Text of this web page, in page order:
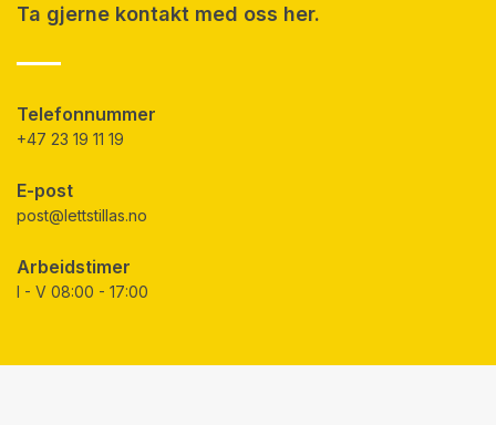
Ta gjerne kontakt med oss her.
Telefonnummer
+47 23 19 11 19
E-post
post@lettstillas.no
Arbeidstimer
I - V 08:00 - 17:00